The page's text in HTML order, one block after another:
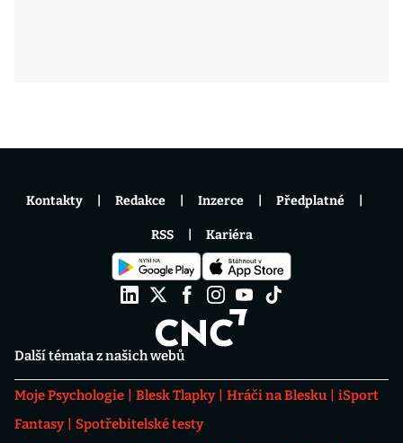
Další témata z našich webů
Moje Psychologie Blesk Tlapky Hráči na Blesku
iSport
Fantasy
Spotřebitelské testy
Kontakty Redakce Inzerce Předplatné
RSS Kariéra